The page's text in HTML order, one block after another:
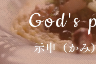
God's
示申（かみ